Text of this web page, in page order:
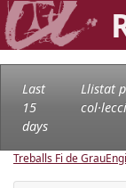
Last
15
days
Llistat
Treballs Fi de Grau